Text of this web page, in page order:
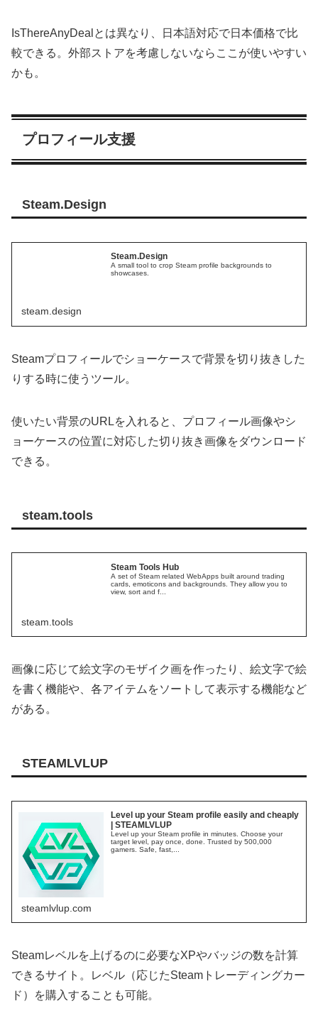
IsThereAnyDealとは異なり、日本語対応で日本価格で比
較できる。外部ストアを考慮しないならここが使いやすい
かも。
プロフィール支援
Steam.Design
Steam.Design
A small tool to crop Steam profile backgrounds to
showcases.
steam.design
Steamプロフィールでショーケースで背景を切り抜きした
りする時に使うツール。
使いたい背景のURLを入れると、プロフィール画像やシ
ョーケースの位置に対応した切り抜き画像をダウンロード
できる。
steam.tools
Steam Tools Hub
A set of Steam related WebApps built around trading
cards, emoticons and backgrounds. They allow you to
view, sort and f...
steam.tools
画像に応じて絵文字のモザイク画を作ったり、絵文字で絵
を書く機能や、各アイテムをソートして表示する機能など
がある。
STEAMLVLUP
Level up your Steam profile easily and cheaply
| STEAMLVLUP
Level up your Steam profile in minutes. Choose your
target level, pay once, done. Trusted by 500,000
gamers. Safe, fast,...
steamlvlup.com
Steamレベルを上げるのに必要なXPやバッジの数を計算
できるサイト。レベル（応じたSteamトレーディングカー
ド）を購入することも可能。